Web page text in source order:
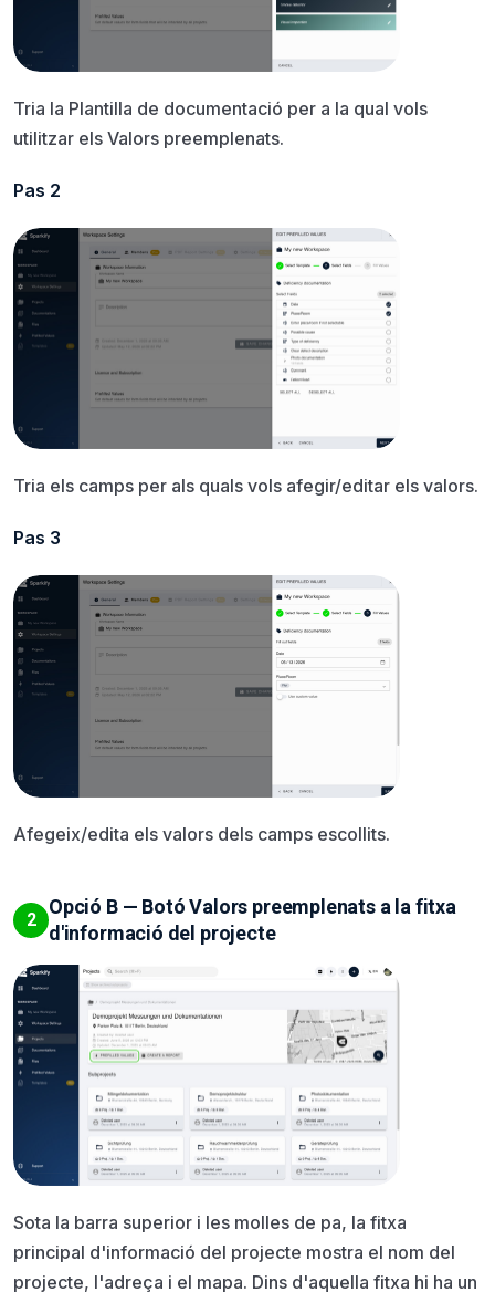
Tria la Plantilla de documentació per a la qual vols
utilitzar els Valors preemplenats.
Pas 2
Tria els camps per als quals vols afegir/editar els valors.
Pas 3
Afegeix/edita els valors dels camps escollits.
2
Opció B — Botó Valors preemplenats a la fitxa
d'informació del projecte
Sota la barra superior i les molles de pa, la fitxa
principal d'informació del projecte mostra el nom del
projecte, l'adreça i el mapa. Dins d'aquella fitxa hi ha un